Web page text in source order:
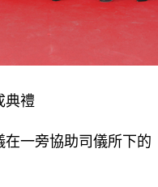
典禮
一旁協助司儀所下的